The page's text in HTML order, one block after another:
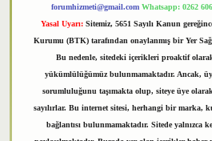
forumhizmeti@gmail.com Whatsapp: 0262
Yasal Uyarı: Sitemiz, 5651 Sayılı Kanun
Kurumu (BTK) tarafından onaylanmış bir Yer
Bu nedenle, sitedeki içerikleri proaktif olarak
yükümlülüğümüz bulunmamaktadır. Ancak,
sorumluluğunu taşımakta olup, siteye üye
sayılırlar. Bu internet sitesi, herhangi bir marka,
bağlantısı bulunmamaktadır. Sitede yalnızca